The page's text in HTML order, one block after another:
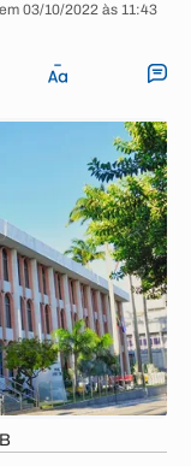
03/10/2022 às 11:43